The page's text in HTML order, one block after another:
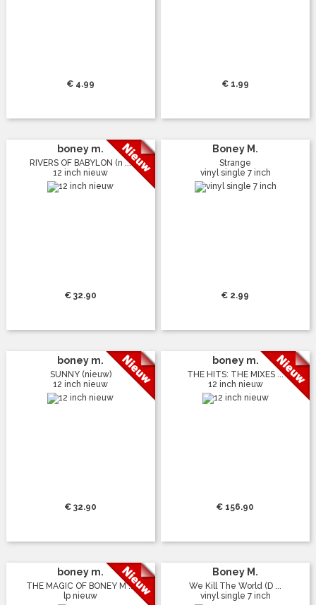
€ 4.99 € 1.99
boney m.
RIVERS OF BABYLON (n ...
12 inch nieuw
€ 32.90
Boney M.
Strange
vinyl single 7 inch
€ 2.99
boney m.
SUNNY (nieuw)
12 inch nieuw
€ 32.90
boney m.
THE HITS: THE MIXES ...
12 inch nieuw
€ 156.90
boney m.
THE MAGIC OF BONEY M ...
lp nieuw
Boney M.
We Kill The World (D ...
vinyl single 7 inch